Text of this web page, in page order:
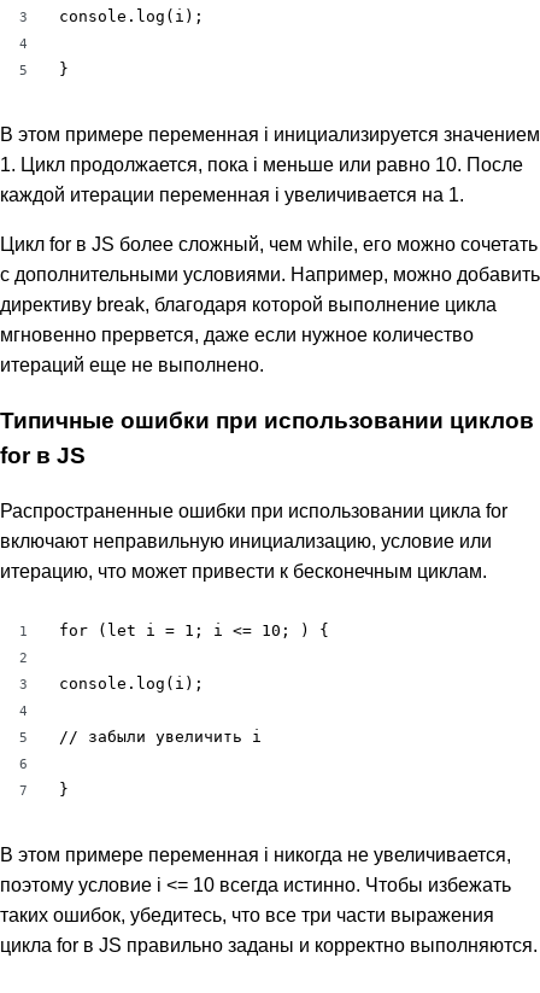
3
4
5
console.log(i);
}
В этом примере переменная i инициализируется значением
1. Цикл продолжается, пока i меньше или равно 10. После
каждой итерации переменная i увеличивается на 1.
Цикл for в JS более сложный, чем while, его можно сочетать
с дополнительными условиями. Например, можно добавить
директиву break, благодаря которой выполнение цикла
мгновенно прервется, даже если нужное количество
итераций еще не выполнено.
Типичные ошибки при использовании циклов
for в JS
Распространенные ошибки при использовании цикла for
включают неправильную инициализацию, условие или
итерацию, что может привести к бесконечным циклам.
1
2
3
4
5
6
7
for (let i = 1; i <= 10; ) {
console.log(i);
// забыли увеличить i
}
В этом примере переменная i никогда не увеличивается,
поэтому условие i <= 10 всегда истинно. Чтобы избежать
таких ошибок, убедитесь, что все три части выражения
цикла for в JS правильно заданы и корректно выполняются.